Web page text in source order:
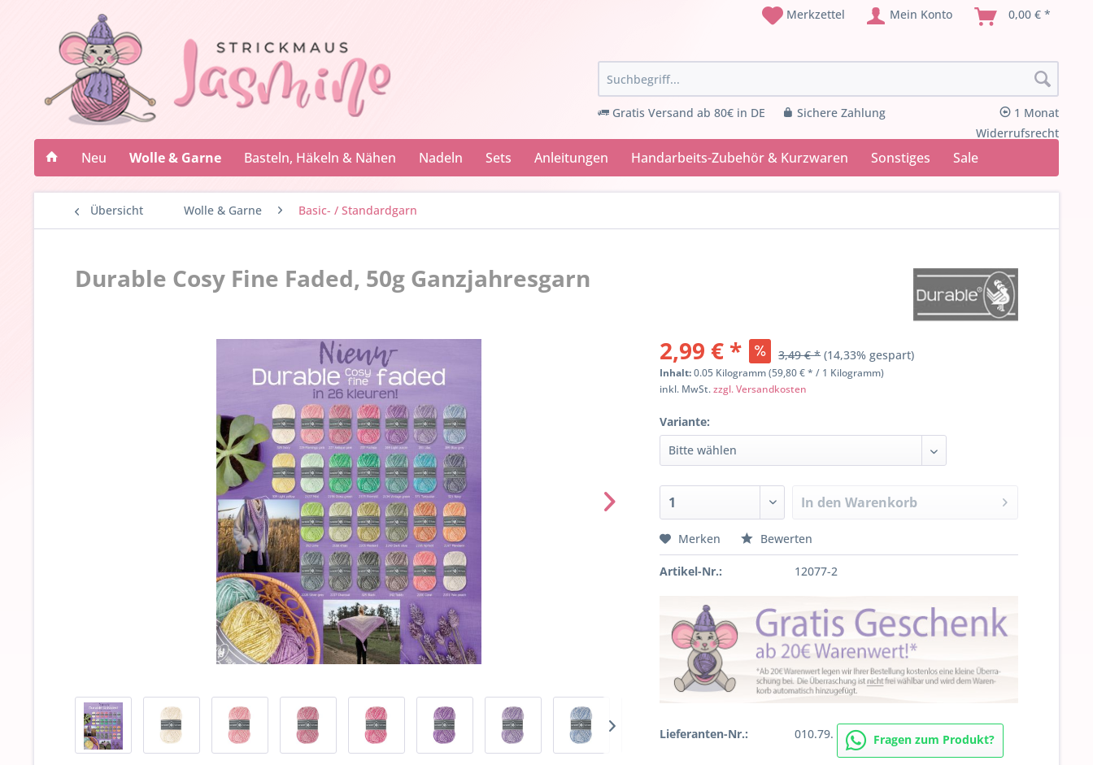
Merkzettel Mein Konto 0,00 € *
Gratis Versand ab 80€ in DE Sichere Zahlung
1 Monat
Widerrufsrecht
Neu Wolle & Garne Basteln, Häkeln & Nähen Nadeln Sets Anleitungen Handarbeits-Zubehör & Kurzwaren Sonstiges Sale
Übersicht Wolle & Garne Basic- / Standardgarn
Durable Cosy Fine Faded, 50g Ganzjahresgarn
2,99 € * 3,49 € * (14,33% gespart)
Inhalt:0.05 Kilogramm (59,80 € * / 1 Kilogramm)
inkl. MwSt.zzgl. Versandkosten
Variante:
In den Warenkorb
Merken Bewerten
Artikel-Nr.: 12077-2
Lieferanten-Nr.: 010.79. Fragen zum Produkt?